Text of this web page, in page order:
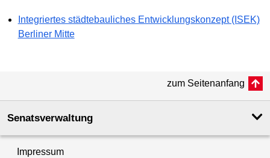
Integriertes städtebauliches Entwicklungskonzept (ISEK)
Berliner Mitte
zum Seitenanfang
Senatsverwaltung
Impressum